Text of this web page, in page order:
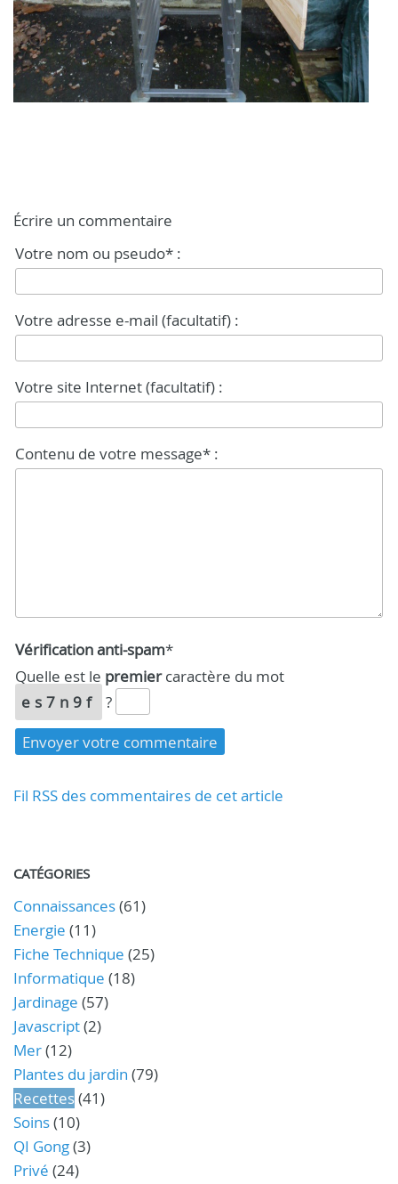
Écrire un commentaire
Votre nom ou pseudo* :
Votre adresse e-mail (facultatif) :
Votre site Internet (facultatif) :
Contenu de votre message* :
Vérification anti-spam*
Quelle est le premiercaractère du mot
es7n9f
?
Fil RSS des commentaires de cet article
CATÉGORIES
Connaissances(61)
Energie (11)
Fiche Technique (25)
Informatique (18)
Jardinage (57)
Javascript(2)
Mer(12)
Plantes du jardin (79)
Recettes(41)
Soins(10)
QI Gong(3)
Privé (24)